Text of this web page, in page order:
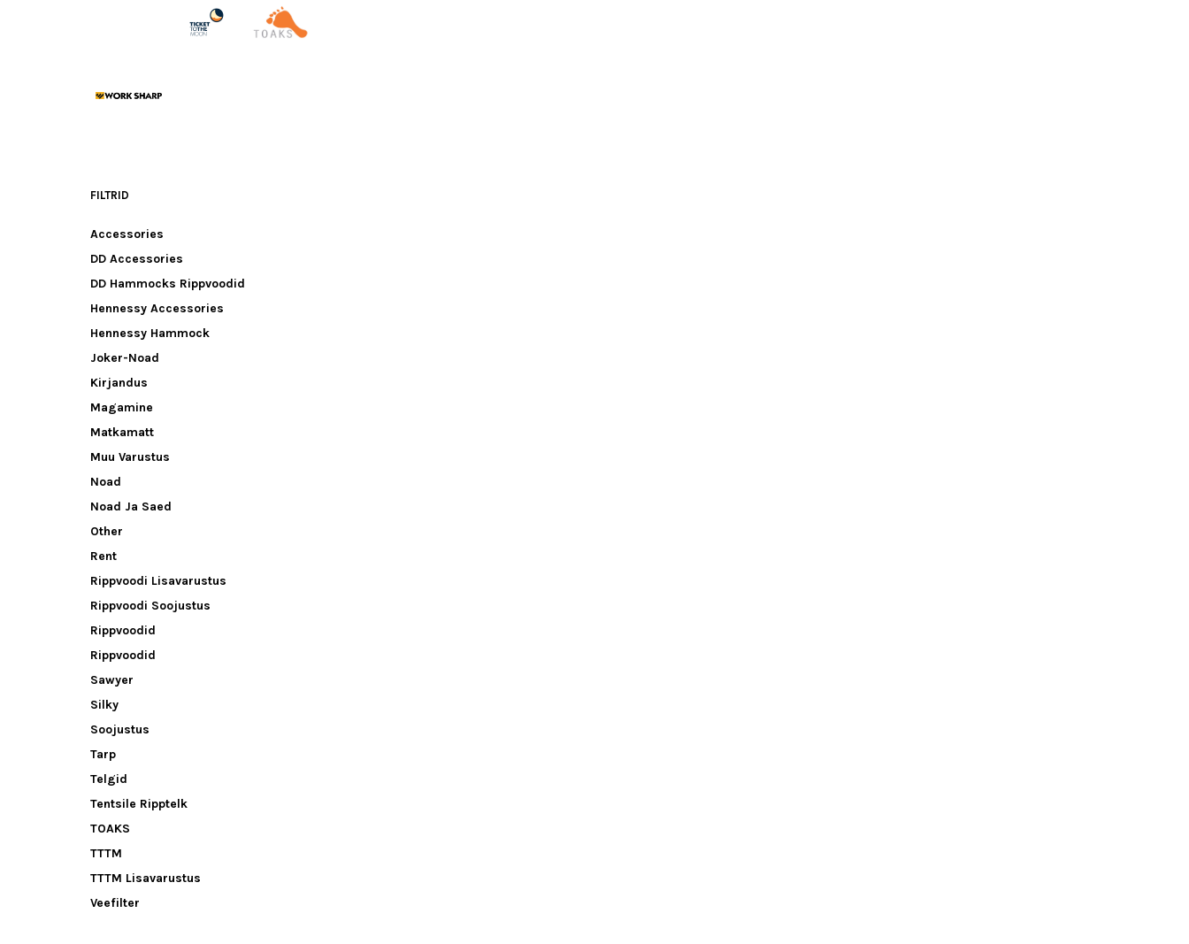
FILTRID
Accessories
DD Accessories
DD Hammocks Rippvoodid
Hennessy Accessories
Hennessy Hammock
Joker-Noad
Kirjandus
Magamine
Matkamatt
Muu Varustus
Noad
Noad Ja Saed
Other
Rent
Rippvoodi Lisavarustus
Rippvoodi Soojustus
Rippvoodid
Rippvoodid
Sawyer
Silky
Soojustus
Tarp
Telgid
Tentsile Ripptelk
TOAKS
TTTM
TTTM Lisavarustus
Veefilter